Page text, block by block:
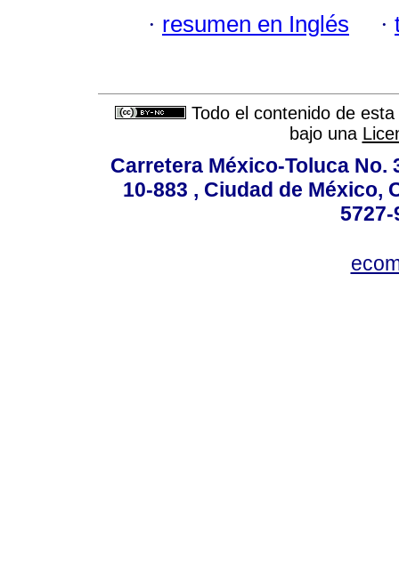
· resumen en Inglés ·
Todo el contenido de
bajo una
Carretera México-Toluca No.
10-883 , Ciudad de México,
5727-